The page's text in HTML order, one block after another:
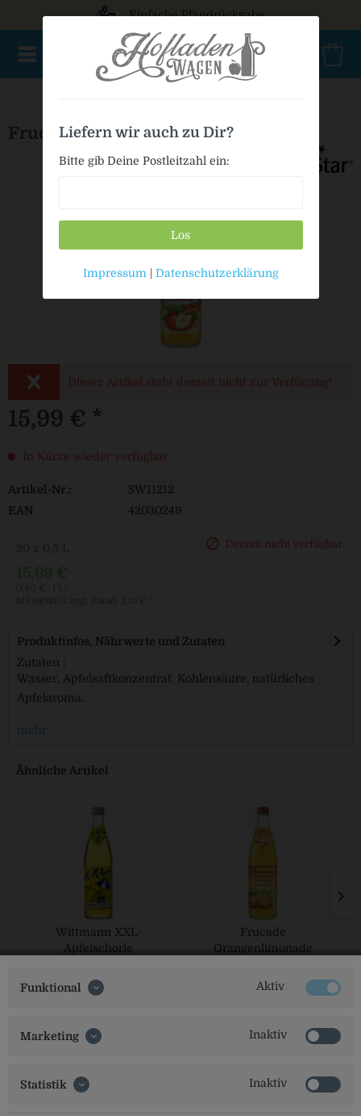
Einfache Pfandrückgabe
Frucade Apfelschorle
Dieser Artikel steht derzeit nicht zur Verfügung!
15,99 € *
In Kürze wieder verfügbar
Artikel-Nr.:
SW11212
EAN
42030249
15,99 €
Derzeit nicht verfügbar.
Produktinfos, Nährwerte und Zutaten
Zutaten :
Wasser, Apfelsaftkonzentrat, Kohlensäure, natürliches
Apfelaroma.
mehr
Ähnliche Artikel
Wittmann XXL-
Apfelschorle
Frucade
Orangenlimonade
Funktional Aktiv
Marketing Inaktiv
Statistik Inaktiv
Liefern wir auch zu Dir?
Bitte gib Deine Postleitzahl ein:
Los
Impressum | Datenschutzerklärung